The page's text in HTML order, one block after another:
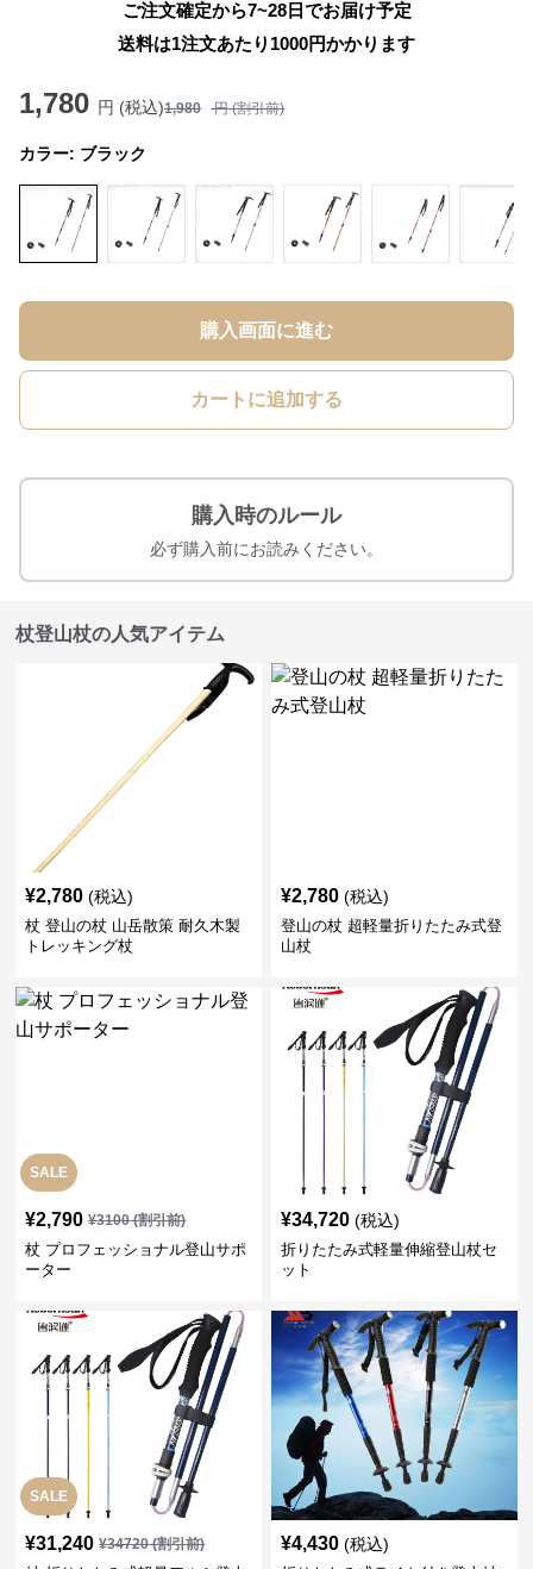
ご注文確定から7~28日でお届け予定
送料は1注文あたり 1000円かかります
1,780 円 (税込)1,980 円 (割引前)
カラー: ブラック
購入画面に進む
カートに追加する
購入時のルール
必ず購入前にお読みください。
杖登山杖の人気アイテム
¥2,780 (税込)
杖 登山の杖 山岳散策 耐久木製
トレッキング杖
¥2,780 (税込)
登山の杖 超軽量折りたたみ式登
山杖
SALE
¥2,790 ¥3100(割引前)
杖 プロフェッショナル登山サポ
ーター
¥34,720 (税込)
折りたたみ式軽量伸縮登山杖セ
ット
SALE
¥31,240 ¥34720(割引前) ¥4,430 (税込)